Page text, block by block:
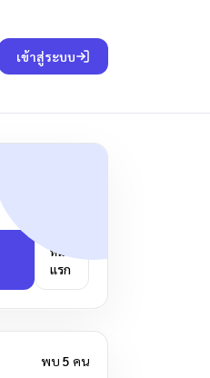
เข้าสู่ระบบ
หน้า
แรก
พบ 5 คน